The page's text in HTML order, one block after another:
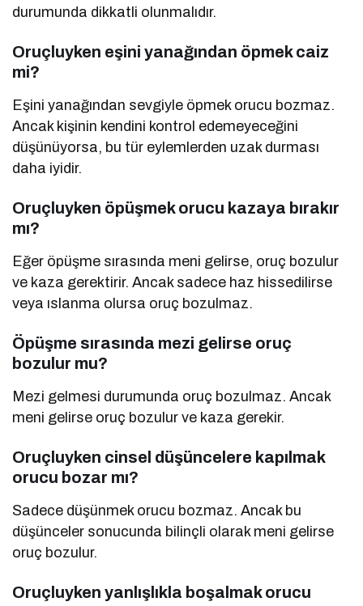
durumunda dikkatli olunmalıdır.
Oruçluyken eşini yanağından öpmek caiz
mi?
Eşini yanağından sevgiyle öpmek orucu bozmaz.
Ancak kişinin kendini kontrol edemeyeceğini
düşünüyorsa, bu tür eylemlerden uzak durması
daha iyidir.
Oruçluyken öpüşmek orucu kazaya bırakır
mı?
Eğer öpüşme sırasında meni gelirse, oruç bozulur
ve kaza gerektirir. Ancak sadece haz hissedilirse
veya ıslanma olursa oruç bozulmaz.
Öpüşme sırasında mezi gelirse oruç
bozulur mu?
Mezi gelmesi durumunda oruç bozulmaz. Ancak
meni gelirse oruç bozulur ve kaza gerekir.
Oruçluyken cinsel düşüncelere kapılmak
orucu bozar mı?
Sadece düşünmek orucu bozmaz. Ancak bu
düşünceler sonucunda bilinçli olarak meni gelirse
oruç bozulur.
Oruçluyken yanlışlıkla boşalmak orucu